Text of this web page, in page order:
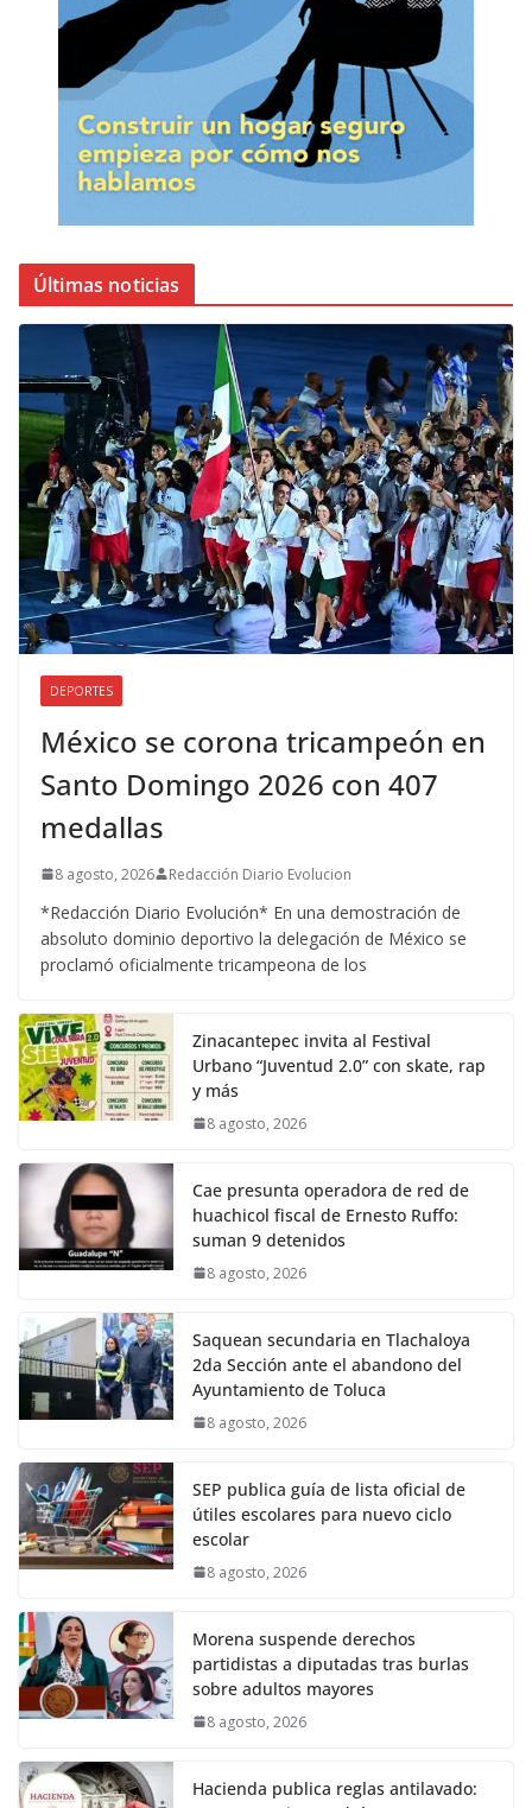
Últimas noticias
DEPORTES
México se corona tricampeón en
Santo Domingo 2026 con 407
medallas
8 agosto, 2026 Redacción Diario Evolucion
*Redacción Diario Evolución* En una demostración de
absoluto dominio deportivo la delegación de México se
proclamó oficialmente tricampeona de los
Zinacantepec invita al Festival
Urbano “Juventud 2.0” con skate, rap
y más
8 agosto, 2026
Cae presunta operadora de red de
huachicol fiscal de Ernesto Ruffo:
suman 9 detenidos
8 agosto, 2026
Saquean secundaria en Tlachaloya
2da Sección ante el abandono del
Ayuntamiento de Toluca
8 agosto, 2026
SEP publica guía de lista oficial de
útiles escolares para nuevo ciclo
escolar
8 agosto, 2026
Morena suspende derechos
partidistas a diputadas tras burlas
sobre adultos mayores
8 agosto, 2026
Hacienda publica reglas antilavado: